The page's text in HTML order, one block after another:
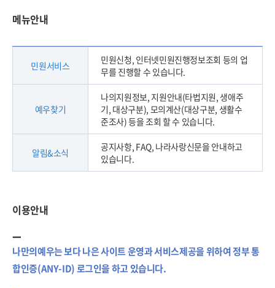
메뉴안내
민원서비스
민원신청, 인터넷민원진행정보조회 등의 업
무를 진행할 수 있습니다.
예우찾기
나의지원정보, 지원안내(타법지원, 생애주
기, 대상구분), 모의계산(대상구분, 생활수
준조사) 등을 조회 할 수 있습니다.
알림&소식
공지사항, FAQ, 나라사랑신문을 안내하고
있습니다.
이용안내
나만의예우는 보다 나은 사이트 운영과 서비스제공을 위하여 정부 통
합인증(ANY-ID) 로그인을 하고 있습니다.